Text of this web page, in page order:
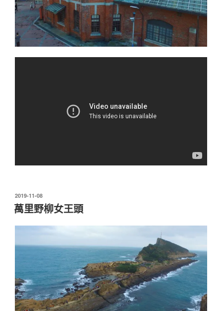
發
佈
於
2019-11-08
萬里野柳女王頭